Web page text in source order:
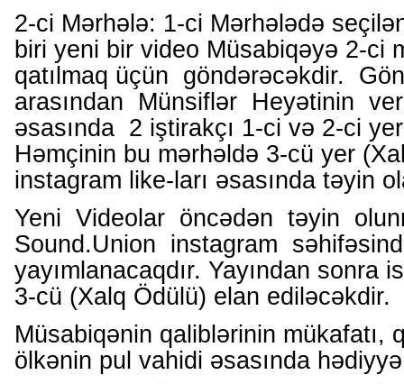
2-ci Mərhələ: 1-ci Mərhələdə
biri yeni bir video Müsabiqəyə 2-ci
qatılmaq üçün göndərəcəkdir.
arasından Münsiflər Heyətinin
əsasında 2 iştirakçı 1-ci və 2-ci
Həmçinin bu mərhəldə 3-cü yer
instagram like-ları əsasında təyin
Yeni Videolar öncədən təyin
Sound.Union instagram
yayımlanacaqdır. Yayından sonra
3-cü (Xalq Ödülü) elan ediləcəkdir.
Müsabiqənin qaliblərinin mükafatı,
ölkənin pul vahidi əsasında